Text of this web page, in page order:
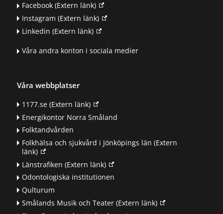
Facebook(Extern länk)
Instagram (Extern länk)
Linkedin (Extern länk)
Våra andra konton i sociala medier
Våra webbplatser
1177.se(Extern länk)
Energikontor Norra Småland
Folktandvården
Folkhälsa och sjukvård i Jönköpings län (Extern
länk)
Länstrafiken (Extern länk)
Odontologiska institutionen
Qulturum
Smålands Musik och Teater(Extern länk)